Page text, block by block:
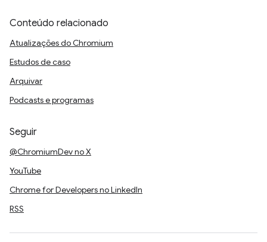
Conteúdo relacionado
Atualizações do Chromium
Estudos de caso
Arquivar
Podcasts e programas
Seguir
@ChromiumDev no X
YouTube
Chrome for Developers no LinkedIn
RSS